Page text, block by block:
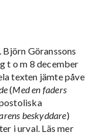
Björn Göranssons
t o m 8 december
texten jämte påve
(Med en faders
beskyddare)
i urval. Läs mer